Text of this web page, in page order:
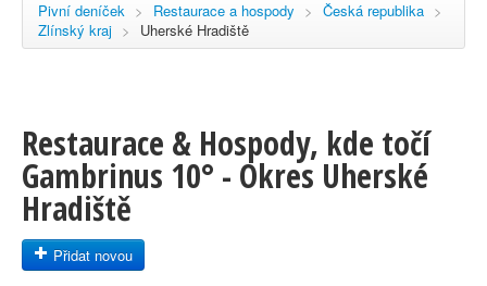
Pivní deníček > Restaurace a hospody > Česká republika >
Zlínský kraj > Uherské Hradiště
Restaurace & Hospody, kde točí
Gambrinus 10° - Okres Uherské
Hradiště
Přidat novou